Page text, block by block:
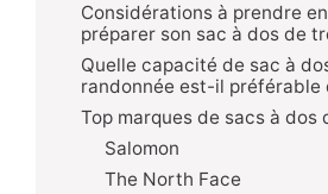
Considérations à prendre
préparer son sac à dos de
Quelle capacité de sac à
randonnée est-il préférable
Top marques de sacs à dos
Salomon
The North Face